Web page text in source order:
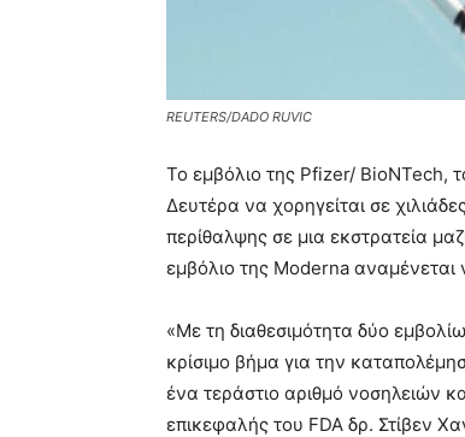
REUTERS/DADO RUVIC
Το εμβόλιο της Pfizer/ BioNTech,
Δευτέρα να χορηγείται σε
περίθαλψης σε μια εκστρατεία
εμβόλιο της Moderna αναμένεται
«Με τη διαθεσιμότητα δύο
κρίσιμο βήμα για την
ένα τεράστιο αριθμό νοσηλειών
επικεφαλής του FDA δρ. Στίβεν